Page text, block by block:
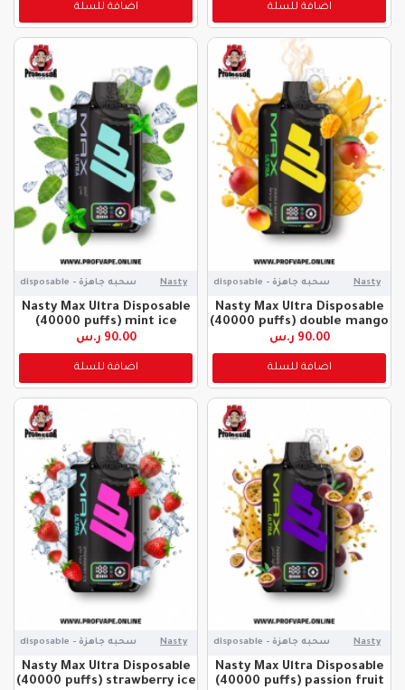
اضافة للسلة اضافة للسلة
Nasty سحبه جاهزة - disposable
Nasty Max Ultra Disposable
(40000 puffs) double mango
90.00 ر.س
اضافة للسلة
Nasty سحبه جاهزة - disposable
Nasty Max Ultra Disposable
(40000 puffs) mint ice
90.00 ر.س
اضافة للسلة
Nasty سحبه جاهزة - disposable
Nasty Max Ultra Disposable
(40000 puffs) passion fruit
Nasty سحبه جاهزة - disposable
Nasty Max Ultra Disposable
(40000 puffs) strawberry ice